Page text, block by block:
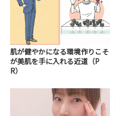
肌が健やかになる環境作りこそ
が美肌を手に入れる近道（P
R）